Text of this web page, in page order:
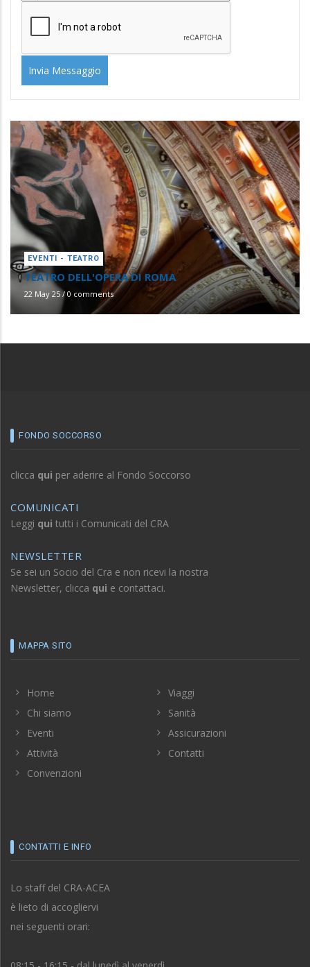
EVENTI - TEATRO
TEATRO DELL'OPERA DI ROMA
22 May 25/ 0 comments
FONDO SOCCORSO
clicca qui per aderire al Fondo Soccorso
COMUNICATI
Leggi qui tutti i Comunicati del CRA
NEWSLETTER
Se sei un Socio del Cra e non ricevi la nostra
Newsletter, clicca qui e contattaci.
MAPPA SITO
Home
Chi siamo
Eventi
Attività
Convenzioni
Viaggi
Sanità
Assicurazioni
Contatti
CONTATTI E INFO
Lo staff del CRA-ACEA
è lieto di accogliervi
nei seguenti orari: